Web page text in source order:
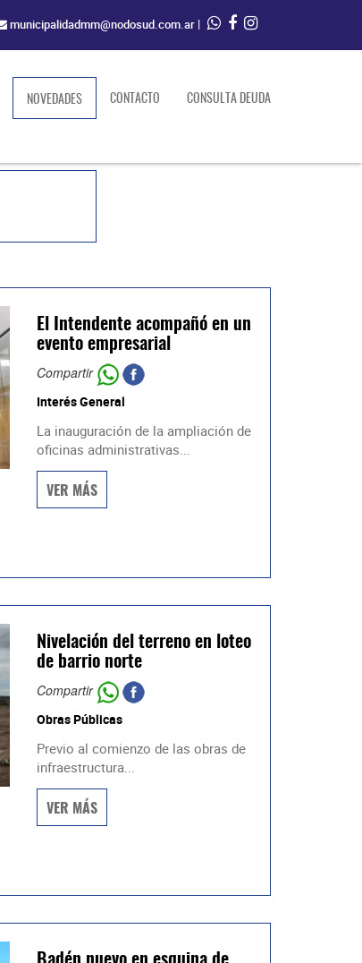
municipalidadmm@nodosud.com.ar |
NOVEDADES(current)CONTACTO CONSULTA DEUDA
El Intendente acompañó en un
evento empresarial
Compartir
Interés General
La inauguración de la ampliación de
oficinas administrativas...
VER MÁS
Nivelación del terreno en loteo
de barrio norte
Compartir
Obras Públicas
Previo al comienzo de las obras de
infraestructura...
VER MÁS